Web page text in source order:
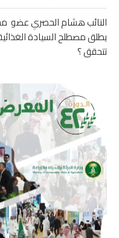
النائب هشام الحصري عضو
يطلق مصطلح السيادة
تتحقق ؟